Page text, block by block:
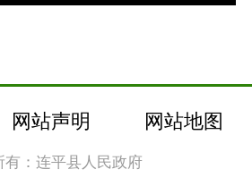
网站声明 网站地图
有：连平县人民政府